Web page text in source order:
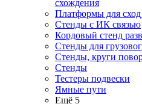
схождения
Платформы для сход
Стенды с ИК связью
Кордовый стенд
Стенды для
Стенды, круги
Стенды
Тестеры подвески
Ямные пути
Ещё 5